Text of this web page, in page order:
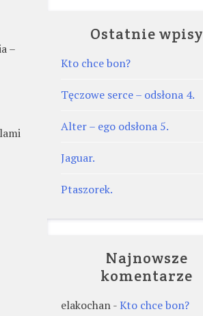
–
Ostatnie wpisy
Kto chce bon?
Tęczowe serce – odsłona 4.
Alter – ego odsłona 5.
Jaguar.
Ptaszorek.
Najnowsze
komentarze
elakochan-Kto chce bon?